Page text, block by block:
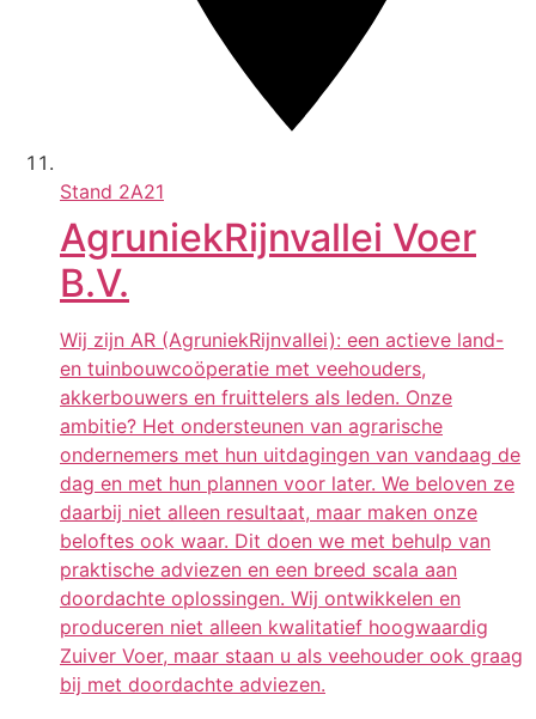
Stand 2A21
AgruniekRijnvallei Voer
B.V.
Wij zijn AR (AgruniekRijnvallei): een actieve land-
en tuinbouwcoöperatie met veehouders,
akkerbouwers en fruittelers als leden. Onze
ambitie? Het ondersteunen van agrarische
ondernemers met hun uitdagingen van vandaag de
dag en met hun plannen voor later. We beloven ze
daarbij niet alleen resultaat, maar maken onze
beloftes ook waar. Dit doen we met behulp van
praktische adviezen en een breed scala aan
doordachte oplossingen. Wij ontwikkelen en
produceren niet alleen kwalitatief hoogwaardig
Zuiver Voer, maar staan u als veehouder ook graag
bij met doordachte adviezen.